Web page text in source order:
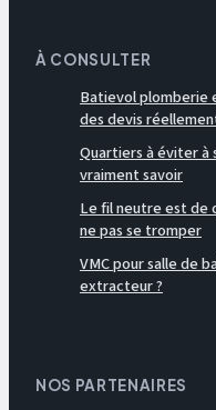
À CONSULTER
Batievol plomberie
des devis
Quartiers à éviter à
vraiment savoir
Le fil neutre est de
ne pas se tromper
VMC pour salle de
extracteur ?
NOS PARTENAIRES